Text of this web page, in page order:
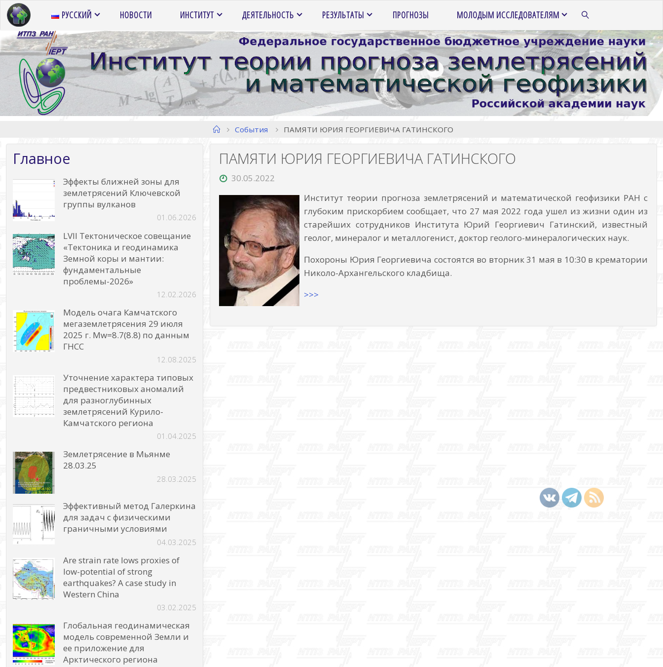
Перейти
содержимому
РУССКИЙ НОВОСТИ ИНСТИТУТ ДЕЯТЕЛЬНОСТЬ РЕЗУЛЬТАТЫ ПРОГНОЗЫ МОЛОДЫМ ИССЛЕДОВАТЕЛЯМ
ПОИСК
ГлавнаяСобытия ПАМЯТИ ЮРИЯ ГЕОРГИЕВИЧА ГАТИНСКОГО
ПАМЯТИ ЮРИЯ ГЕОРГИЕВИЧА ГАТИНСКОГО
30.05.2022
Институт теории прогноза землетрясений и математической геофизики РАН с
глубоким прискорбием сообщает, что 27 мая 2022 года ушел из жизни один из
старейших сотрудников Института Юрий Георгиевич Гатинский, известный
геолог, минералог и металлогенист, доктор геолого-минералогических наук.
Похороны Юрия Георгиевича состоятся во вторник 31 мая в 10:30 в крематории
Николо-Архангельского кладбища.
>>>
Главное
Эффекты ближней зоны для
землетрясений Ключевской
группы вулканов
01.06.2026
LVII Тектоническое совещание
«Тектоника и геодинамика
Земной коры и мантии:
фундаментальные
проблемы-2026»
12.02.2026
Модель очага Камчатского
мегаземлетрясения 29 июля
2025 г. Mw=8.7(8.8) по данным
ГНСС
12.08.2025
Уточнение характера типовых
предвестниковых аномалий
для разноглубинных
землетрясений Курило-
Камчатского региона
01.04.2025
Землетрясение в Мьянме
28.03.25
28.03.2025
Эффективный метод Галеркина
для задач с физическими
граничными условиями
04.03.2025
Are strain rate lows proxies of
low-potential of strong
earthquakes? A case study in
Western China
03.02.2025
Глобальная геодинамическая
модель современной Земли и
ее приложение для
Арктического региона